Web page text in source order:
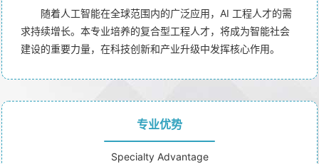
随着人工智能在全球范围内的广泛应用，AI 工程人才的需
求持续增长。本专业培养的复合型工程人才，将成为智能社会
建设的重要力量，在科技创新和产业升级中发挥核心作用。
Specialty Advantage
专业优势